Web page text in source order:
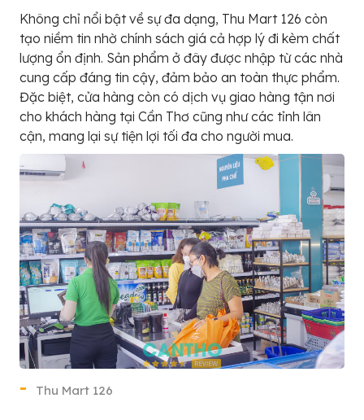
Không chỉ nổi bật về sự đa dạng, Thu Mart 126 còn
tạo niềm tin nhờ chính sách giá cả hợp lý đi kèm chất
lượng ổn định. Sản phẩm ở đây được nhập từ các nhà
cung cấp đáng tin cậy, đảm bảo an toàn thực phẩm.
Đặc biệt, cửa hàng còn có dịch vụ giao hàng tận nơi
cho khách hàng tại Cần Thơ cũng như các tỉnh lân
cận, mang lại sự tiện lợi tối đa cho người mua.
Thu Mart 126